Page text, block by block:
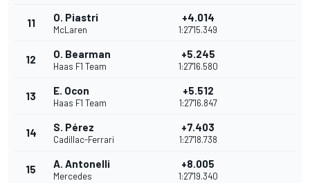
11 O. Piastri
McLaren
+4.014
1:27'15.349
12 O. Bearman
Haas F1 Team
+5.245
1:27'16.580
13 E. Ocon
Haas F1 Team
+5.512
1:27'16.847
14 S. Pérez
Cadillac-Ferrari
+7.403
1:27'18.738
15 A. Antonelli
Mercedes
+8.005
1:27'19.340